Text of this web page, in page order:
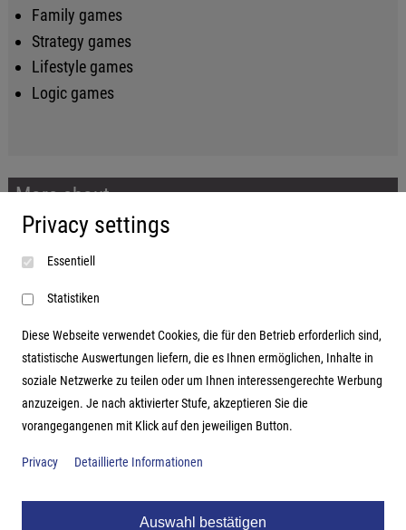
Family games
Strategy games
Lifestyle games
Logic games
More about...
Imprint
Terms and conditions
Data protection
Address
Hutter Trade GmbH + Co KG
Bgm.-Landmann-Platz 1-5
Privacy settings
Essentiell
Statistiken
Diese Webseite verwendet Cookies, die für den Betrieb erforderlich sind,
statistische Auswertungen liefern, die es Ihnen ermöglichen, Inhalte in
soziale Netzwerke zu teilen oder um Ihnen interessengerechte Werbung
anzuzeigen. Je nach aktivierter Stufe, akzeptieren Sie die
vorangegangenen mit Klick auf den jeweiligen Button.
Privacy Detaillierte Informationen
Auswahl bestätigen